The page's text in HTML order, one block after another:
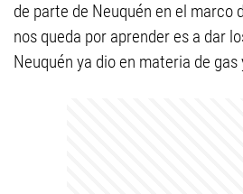
de parte de Neuquén en el marco
nos queda por aprender es a dar
Neuquén ya dio en materia de